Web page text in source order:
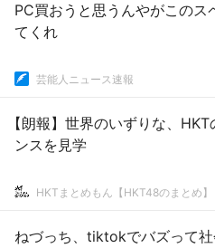
PC買おうと思うんやがこのス
てくれ
芸能人ニュース速報
【朗報】世界のいずりな、
ンスを見学
HKTまとめもん【HKT48のまとめ】
ねづっち、tiktokでバズって社